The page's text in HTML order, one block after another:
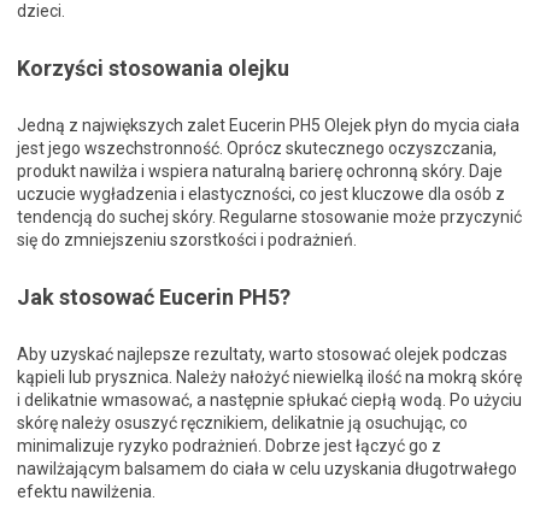
dzieci.
Korzyści stosowania olejku
Jedną z największych zalet Eucerin PH5 Olejek płyn do mycia ciała
jest jego wszechstronność. Oprócz skutecznego oczyszczania,
produkt nawilża i wspiera naturalną barierę ochronną skóry. Daje
uczucie wygładzenia i elastyczności, co jest kluczowe dla osób z
tendencją do suchej skóry. Regularne stosowanie może przyczynić
się do zmniejszeniu szorstkości i podrażnień.
Jak stosować Eucerin PH5?
Aby uzyskać najlepsze rezultaty, warto stosować olejek podczas
kąpieli lub prysznica. Należy nałożyć niewielką ilość na mokrą skórę
i delikatnie wmasować, a następnie spłukać ciepłą wodą. Po użyciu
skórę należy osuszyć ręcznikiem, delikatnie ją osuchując, co
minimalizuje ryzyko podrażnień. Dobrze jest łączyć go z
nawilżającym balsamem do ciała w celu uzyskania długotrwałego
efektu nawilżenia.